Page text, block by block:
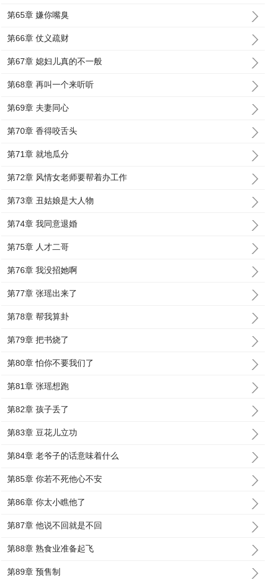
第65章 嫌你嘴臭
第66章 仗义疏财
第67章 媳妇儿真的不一般
第68章 再叫一个来听听
第69章 夫妻同心
第70章 香得咬舌头
第71章 就地瓜分
第72章 风情女老师要帮着办工作
第73章 丑姑娘是大人物
第74章 我同意退婚
第75章 人才二哥
第76章 我没招她啊
第77章 张瑶出来了
第78章 帮我算卦
第79章 把书烧了
第80章 怕你不要我们了
第81章 张瑶想跑
第82章 孩子丢了
第83章 豆花儿立功
第84章 老爷子的话意味着什么
第85章 你若不死他心不安
第86章 你太小瞧他了
第87章 他说不回就是不回
第88章 熟食业准备起飞
第89章 预售制